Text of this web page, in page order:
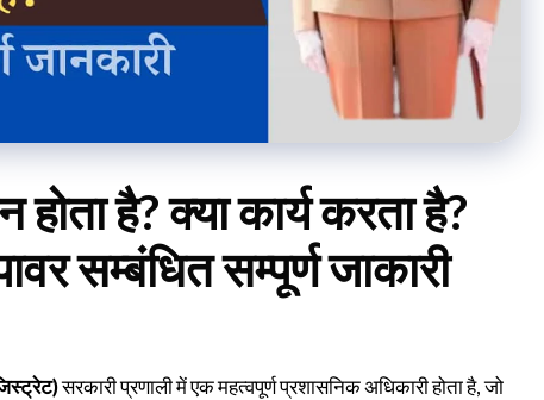
है? क्या कार्य करता है?
सम्बंधित सम्पूर्ण जाकारी
)सरकारी प्रणाली में एक महत्वपूर्ण प्रशासनिक अधिकारी होता है, जो